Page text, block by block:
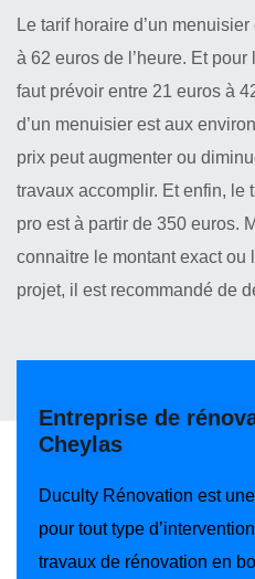
Le tarif horaire d’un
à 62 euros de l’heure. Et
faut prévoir entre 21 euros à
d’un menuisier est aux
prix peut augmenter ou
travaux accomplir. Et enfin, le
pro est à partir de 350 euros.
connaitre le montant exact ou
projet, il est recommandé de
Entreprise de
Cheylas
Duculty Rénovation est
pour tout type
travaux de rénovation en